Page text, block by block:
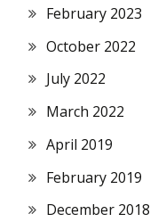
February 2023
October 2022
July 2022
March 2022
April 2019
February 2019
December 2018